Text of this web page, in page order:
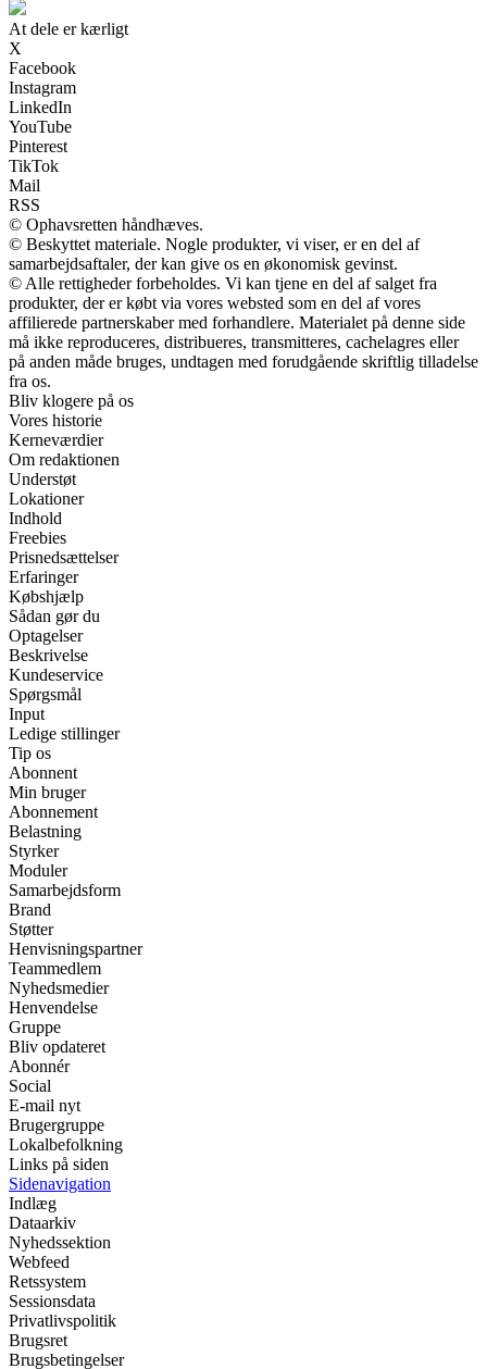
At dele er kærligt
X
Facebook
Instagram
LinkedIn
YouTube
Pinterest
TikTok
Mail
RSS
© Ophavsretten håndhæves.
© Beskyttet materiale. Nogle produkter, vi viser, er en del af
samarbejdsaftaler, der kan give os en økonomisk gevinst.
© Alle rettigheder forbeholdes. Vi kan tjene en del af salget fra
produkter, der er købt via vores websted som en del af vores
affilierede partnerskaber med forhandlere. Materialet på denne side
må ikke reproduceres, distribueres, transmitteres, cachelagres eller
på anden måde bruges, undtagen med forudgående skriftlig tilladelse
fra os.
Bliv klogere på os
Vores historie
Kerneværdier
Om redaktionen
Understøt
Lokationer
Indhold
Freebies
Prisnedsættelser
Erfaringer
Købshjælp
Sådan gør du
Optagelser
Beskrivelse
Kundeservice
Spørgsmål
Input
Ledige stillinger
Tip os
Abonnent
Min bruger
Abonnement
Belastning
Styrker
Moduler
Samarbejdsform
Brand
Støtter
Henvisningspartner
Teammedlem
Nyhedsmedier
Henvendelse
Gruppe
Bliv opdateret
Abonnér
Social
E-mail nyt
Brugergruppe
Lokalbefolkning
Links på siden
Sidenavigation
Indlæg
Dataarkiv
Nyhedssektion
Webfeed
Retssystem
Sessionsdata
Privatlivspolitik
Brugsret
Brugsbetingelser